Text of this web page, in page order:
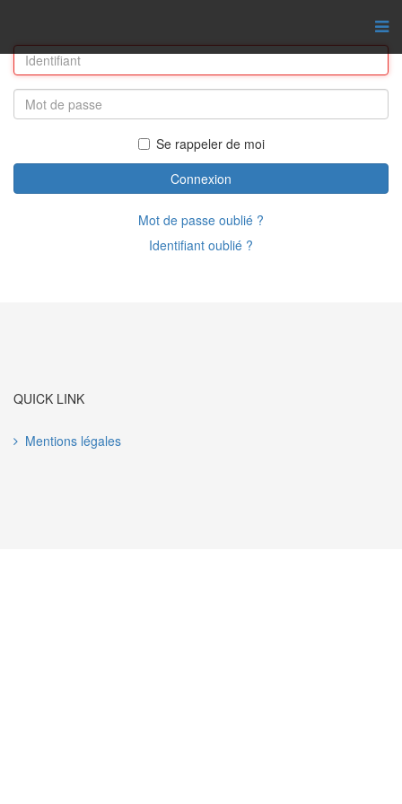
Se rappeler de moi
Connexion
Mot de passe oublié ?
Identifiant oublié ?
QUICK LINK
Mentions légales